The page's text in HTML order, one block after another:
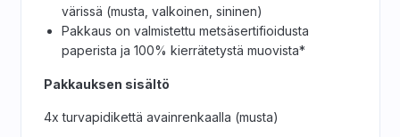
värissä (musta, valkoinen, sininen)
Pakkaus on valmistettu metsäsertifioidusta
paperista ja 100% kierrätetystä muovista*
Pakkauksen sisältö
4x turvapidikettä avainrenkaalla (musta)